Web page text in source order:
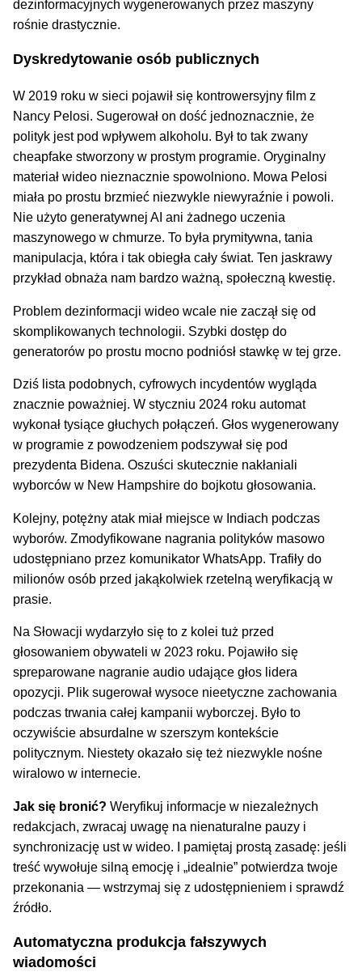
dezinformacyjnych wygenerowanych przez maszyny
rośnie drastycznie.
Dyskredytowanie osób publicznych
W 2019 roku w sieci pojawił się kontrowersyjny film z
Nancy Pelosi. Sugerował on dość jednoznacznie, że
polityk jest pod wpływem alkoholu. Był to tak zwany
cheapfake stworzony w prostym programie. Oryginalny
materiał wideo nieznacznie spowolniono. Mowa Pelosi
miała po prostu brzmieć niezwykle niewyraźnie i powoli.
Nie użyto generatywnej AI ani żadnego uczenia
maszynowego w chmurze. To była prymitywna, tania
manipulacja, która i tak obiegła cały świat. Ten jaskrawy
przykład obnaża nam bardzo ważną, społeczną kwestię.
Problem dezinformacji wideo wcale nie zaczął się od
skomplikowanych technologii. Szybki dostęp do
generatorów po prostu mocno podniósł stawkę w tej grze.
Dziś lista podobnych, cyfrowych incydentów wygląda
znacznie poważniej. W styczniu 2024 roku automat
wykonał tysiące głuchych połączeń. Głos wygenerowany
w programie z powodzeniem podszywał się pod
prezydenta Bidena. Oszuści skutecznie nakłaniali
wyborców w New Hampshire do bojkotu głosowania.
Kolejny, potężny atak miał miejsce w Indiach podczas
wyborów. Zmodyfikowane nagrania polityków masowo
udostępniano przez komunikator WhatsApp. Trafiły do
milionów osób przed jakąkolwiek rzetelną weryfikacją w
prasie.
Na Słowacji wydarzyło się to z kolei tuż przed
głosowaniem obywateli w 2023 roku. Pojawiło się
spreparowane nagranie audio udające głos lidera
opozycji. Plik sugerował wysoce nieetyczne zachowania
podczas trwania całej kampanii wyborczej. Było to
oczywiście absurdalne w szerszym kontekście
politycznym. Niestety okazało się też niezwykle nośne
wiralowo w internecie.
Jak się bronić? Weryfikuj informacje w niezależnych
redakcjach, zwracaj uwagę na nienaturalne pauzy i
synchronizację ust w wideo. I pamiętaj prostą zasadę: jeśli
treść wywołuje silną emocję i „idealnie” potwierdza twoje
przekonania — wstrzymaj się z udostępnieniem i sprawdź
źródło.
Automatyczna produkcja fałszywych
wiadomości